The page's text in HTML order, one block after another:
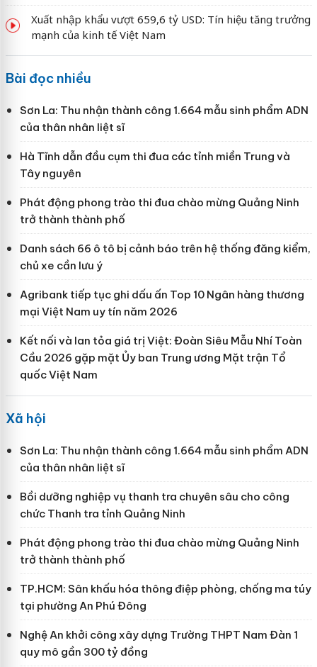
Xuất nhập khẩu vượt 659,6 tỷ USD: Tín hiệu tăng trưởng
mạnh của kinh tế Việt Nam
Bài đọc nhiều
Sơn La: Thu nhận thành công 1.664 mẫu sinh phẩm ADN
của thân nhân liệt sĩ
Hà Tĩnh dẫn đầu cụm thi đua các tỉnh miền Trung và
Tây nguyên
Phát động phong trào thi đua chào mừng Quảng Ninh
trở thành thành phố
Danh sách 66 ô tô bị cảnh báo trên hệ thống đăng kiểm,
chủ xe cần lưu ý
Agribank tiếp tục ghi dấu ấn Top 10 Ngân hàng thương
mại Việt Nam uy tín năm 2026
Kết nối và lan tỏa giá trị Việt: Đoàn Siêu Mẫu Nhí Toàn
Cầu 2026 gặp mặt Ủy ban Trung ương Mặt trận Tổ
quốc Việt Nam
Xã hội
Sơn La: Thu nhận thành công 1.664 mẫu sinh phẩm ADN
của thân nhân liệt sĩ
Bồi dưỡng nghiệp vụ thanh tra chuyên sâu cho công
chức Thanh tra tỉnh Quảng Ninh
Phát động phong trào thi đua chào mừng Quảng Ninh
trở thành thành phố
TP.HCM: Sân khấu hóa thông điệp phòng, chống ma túy
tại phường An Phú Đông
Nghệ An khởi công xây dựng Trường THPT Nam Đàn 1
quy mô gần 300 tỷ đồng